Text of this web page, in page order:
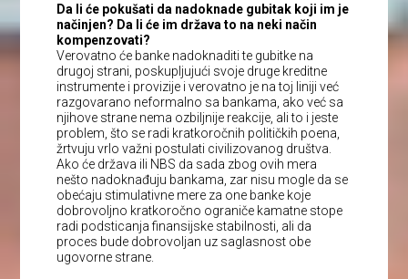
Da li će pokušati da nadoknade gubitak koji im je
načinjen? Da li će im država to na neki način
kompenzovati?
Verovatno će banke nadoknaditi te gubitke na
drugoj strani, poskupljujući svoje druge kreditne
instrumente i provizije i verovatno je na toj liniji već
razgovarano neformalno sa bankama, ako već sa
njihove strane nema ozbiljnije reakcije, ali to i jeste
problem, što se radi kratkoročnih političkih poena,
žrtvuju vrlo važni postulati civilizovanog društva.
Ako će država ili NBS da sada zbog ovih mera
nešto nadoknađuju bankama, zar nisu mogle da se
obećaju stimulativne mere za one banke koje
dobrovoljno kratkoročno ograniče kamatne stope
radi podsticanja finansijske stabilnosti, ali da
proces bude dobrovoljan uz saglasnost obe
ugovorne strane.